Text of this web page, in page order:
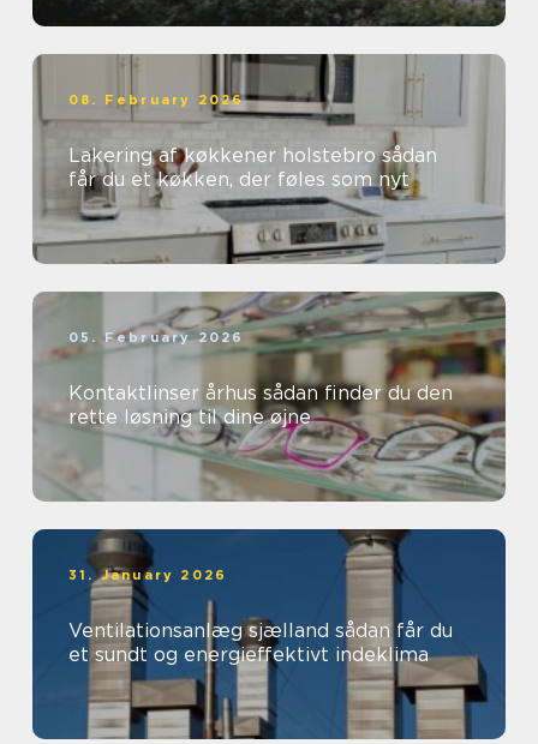
08. February 2026
Lakering af køkkener holstebro sådan
får du et køkken, der føles som nyt
05. February 2026
Kontaktlinser århus sådan finder du den
rette løsning til dine øjne
31. January 2026
Ventilationsanlæg sjælland sådan får du
et sundt og energieffektivt indeklima